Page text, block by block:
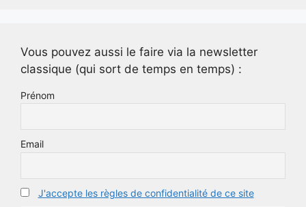
Vous pouvez aussi le faire via la newsletter
classique (qui sort de temps en temps) :
Prénom
Email
J'accepte les règles de confidentialité de ce site